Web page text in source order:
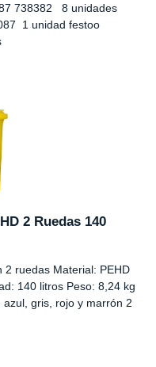
738382 8 unidades
1 unidad festoo
2 Ruedas 140
2 ruedas Material: PEHD
140 litros Peso: 8,24 kg
gris, rojo y marrón 2